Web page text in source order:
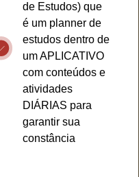
de Estudos) que
é um planner de
estudos dentro de
um APLICATIVO
com conteúdos e
atividades
DIÁRIAS para
garantir sua
constância